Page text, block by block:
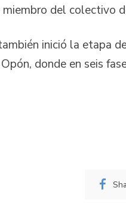
del colectivo
inició la etapa
donde en seis